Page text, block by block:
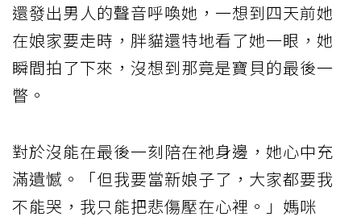
還發出男人的聲音呼喚她，一想到四天前她
在娘家要走時，胖貓還特地看了她一眼，她
瞬間拍了下來，沒想到那竟是寶貝的最後一
瞥。
對於沒能在最後一刻陪在祂身邊，她心中充
滿遺憾。「但我要當新娘子了，大家都要我
不能哭，我只能把悲傷壓在心裡。」媽咪